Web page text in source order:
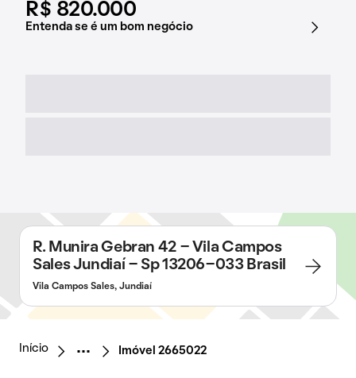
R$ 820.000
Entenda se é um bom negócio
R. Munira Gebran 42 - Vila Campos
Sales Jundiaí - Sp 13206-033 Brasil
Vila Campos Sales, Jundiaí
Início Imóvel 2665022